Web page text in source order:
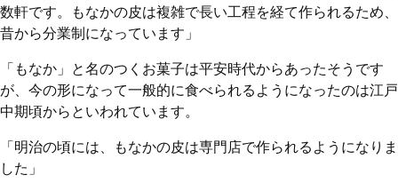
数軒です。もなかの皮は複雑で長い工程を経て作られるため、
昔から分業制になっています」
「もなか」と名のつくお菓子は平安時代からあったそうです
が、今の形になって一般的に食べられるようになったのは江戸
中期頃からといわれています。
「明治の頃には、もなかの皮は専門店で作られるようになりま
した」